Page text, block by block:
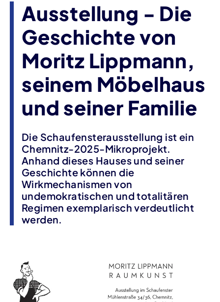
Ausstellung - Die
Geschichte von
Moritz Lippmann,
seinem Möbelhaus
und seiner Familie
Die Schaufensterausstellung ist ein
Chemnitz-2025-Mikroprojekt.
Anhand dieses Hauses und seiner
Geschichte können die
Wirkmechanismen von
undemokratischen und totalitären
Regimen exemplarisch verdeutlicht
werden.